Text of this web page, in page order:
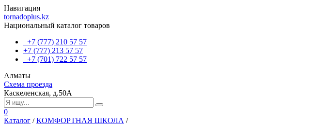
Навигация
tornadoplus.kz
Национальный каталог товаров
+7 (777) 210 57 57
+7 (777) 213 57 57
+7 (701) 722 57 57
Алматы
Схема проезда
Каскеленская, д.50А
0
Каталог /КОМФОРТНАЯ ШКОЛА /